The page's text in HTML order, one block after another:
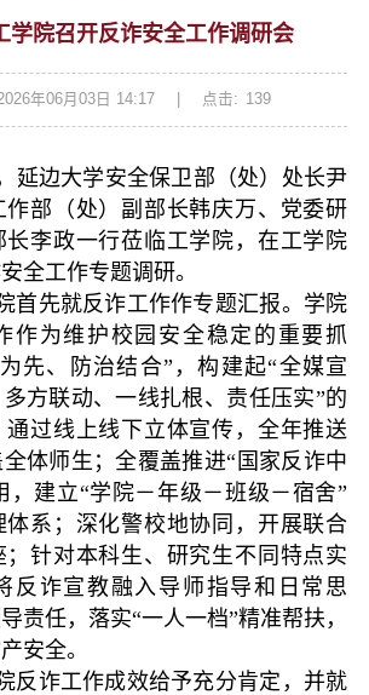
学院召开反诈安全工作调研会
年06月03日 14:17 点击: 139
延边大学安全保卫部（处）处长尹
作部（处）副部长韩庆万、党委研
长李政一行莅临工学院，在工学院
全工作专题调研。
首先就反诈工作作专题汇报。学院
作为维护校园安全稳定的重要抓
先、防治结合”，构建起“全媒宣
方联动、一线扎根、责任压实”的
通过线上线下立体宣传，全年推送
体师生；全覆盖推进“国家反诈中
，建立“学院－年级－班级－宿舍”
体系；深化警校地协同，开展联合
针对本科生、研究生不同特点实
反诈宣教融入导师指导和日常思
责任，落实“一人一档”精准帮扶，
安全。
反诈工作成效给予充分肯定，并就